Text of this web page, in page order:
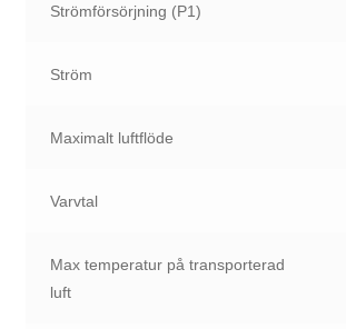
Strömförsörjning (P1)
Ström
Maximalt luftflöde
Varvtal
Max temperatur på transporterad
luft